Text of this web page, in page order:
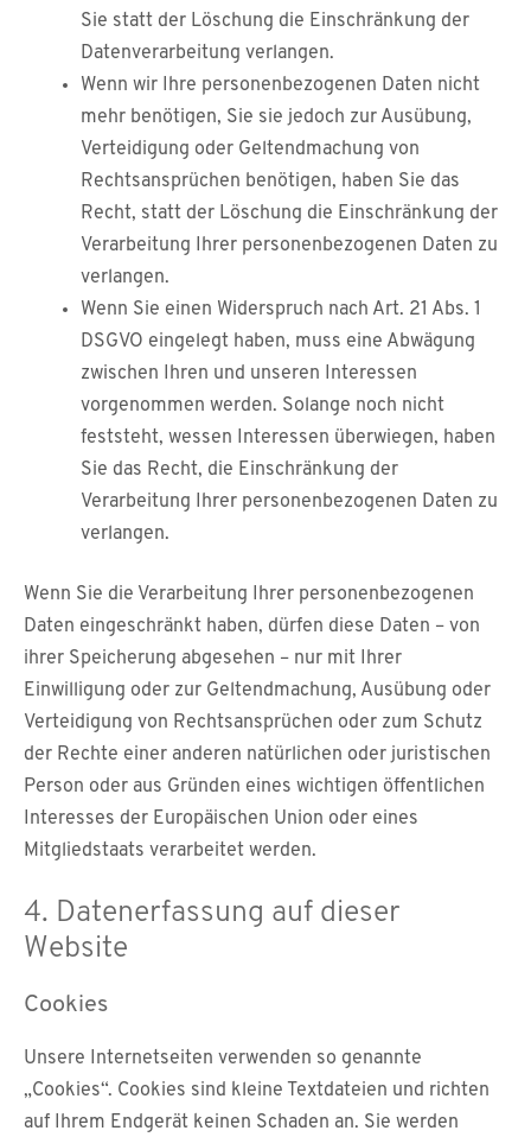
Sie statt der Löschung die Einschränkung der
Datenverarbeitung verlangen.
Wenn wir Ihre personenbezogenen Daten nicht
mehr benötigen, Sie sie jedoch zur Ausübung,
Verteidigung oder Geltendmachung von
Rechtsansprüchen benötigen, haben Sie das
Recht, statt der Löschung die Einschränkung der
Verarbeitung Ihrer personenbezogenen Daten zu
verlangen.
Wenn Sie einen Widerspruch nach Art. 21 Abs. 1
DSGVO eingelegt haben, muss eine Abwägung
zwischen Ihren und unseren Interessen
vorgenommen werden. Solange noch nicht
feststeht, wessen Interessen überwiegen, haben
Sie das Recht, die Einschränkung der
Verarbeitung Ihrer personenbezogenen Daten zu
verlangen.
Wenn Sie die Verarbeitung Ihrer personenbezogenen
Daten eingeschränkt haben, dürfen diese Daten – von
ihrer Speicherung abgesehen – nur mit Ihrer
Einwilligung oder zur Geltendmachung, Ausübung oder
Verteidigung von Rechtsansprüchen oder zum Schutz
der Rechte einer anderen natürlichen oder juristischen
Person oder aus Gründen eines wichtigen öffentlichen
Interesses der Europäischen Union oder eines
Mitgliedstaats verarbeitet werden.
4. Datenerfassung auf dieser
Website
Cookies
Unsere Internetseiten verwenden so genannte
„Cookies“. Cookies sind kleine Textdateien und richten
auf Ihrem Endgerät keinen Schaden an. Sie werden